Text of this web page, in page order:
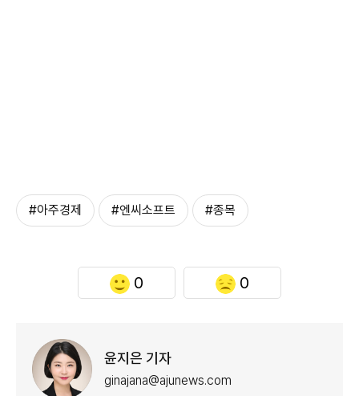
#아주경제 #엔씨소프트 #종목
0 0
윤지은 기자
ginajana@ajunews.com